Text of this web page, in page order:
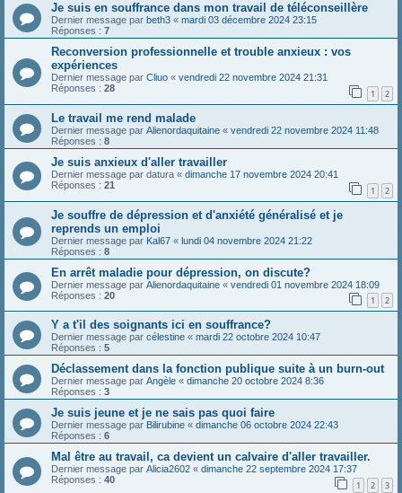
Je suis en souffrance dans mon travail de téléconseillère
Dernier message par beth3 « mardi 03 décembre 2024 23:15
Réponses : 7
Reconversion professionnelle et trouble anxieux : vos
expériences
Dernier message par Cliuo « vendredi 22 novembre 2024 21:31
Réponses : 28 1 2
Le travail me rend malade
Dernier message par Alienordaquitaine « vendredi 22 novembre 2024 11:48
Réponses : 8
Je suis anxieux d'aller travailler
Dernier message par datura « dimanche 17 novembre 2024 20:41
Réponses : 21 1 2
Je souffre de dépression et d'anxiété généralisé et je
reprends un emploi
Dernier message par Kal67 « lundi 04 novembre 2024 21:22
Réponses : 8
En arrêt maladie pour dépression, on discute?
Dernier message par Alienordaquitaine « vendredi 01 novembre 2024 18:09
Réponses : 20 1 2
Y a t'il des soignants ici en souffrance?
Dernier message par célestine « mardi 22 octobre 2024 10:47
Réponses : 5
Déclassement dans la fonction publique suite à un burn-out
Dernier message par Angèle « dimanche 20 octobre 2024 8:36
Réponses : 3
Je suis jeune et je ne sais pas quoi faire
Dernier message par Bilirubine « dimanche 06 octobre 2024 22:43
Réponses : 6
Mal être au travail, ca devient un calvaire d'aller travailler.
Dernier message par Alicia2602 « dimanche 22 septembre 2024 17:37
Réponses : 40 1 2 3